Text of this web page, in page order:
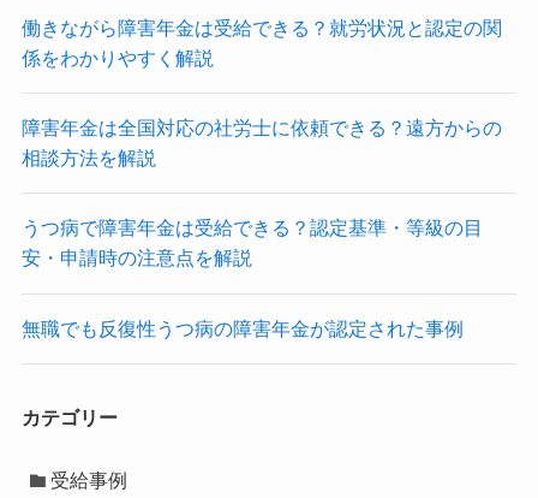
働きながら障害年金は受給できる？就労状況と認定の関
係をわかりやすく解説
障害年金は全国対応の社労士に依頼できる？遠方からの
相談方法を解説
うつ病で障害年金は受給できる？認定基準・等級の目
安・申請時の注意点を解説
無職でも反復性うつ病の障害年金が認定された事例
カテゴリー
受給事例